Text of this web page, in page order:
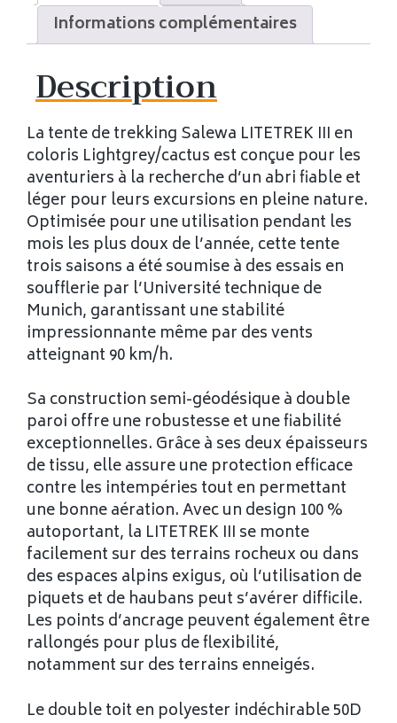
Informations complémentaires
Description
La tente de trekking Salewa LITETREK III en
coloris Lightgrey/cactus est conçue pour les
aventuriers à la recherche d’un abri fiable et
léger pour leurs excursions en pleine nature.
Optimisée pour une utilisation pendant les
mois les plus doux de l’année, cette tente
trois saisons a été soumise à des essais en
soufflerie par l’Université technique de
Munich, garantissant une stabilité
impressionnante même par des vents
atteignant 90 km/h.
Sa construction semi-géodésique à double
paroi offre une robustesse et une fiabilité
exceptionnelles. Grâce à ses deux épaisseurs
de tissu, elle assure une protection efficace
contre les intempéries tout en permettant
une bonne aération. Avec un design 100 %
autoportant, la LITETREK III se monte
facilement sur des terrains rocheux ou dans
des espaces alpins exigus, où l’utilisation de
piquets et de haubans peut s’avérer difficile.
Les points d’ancrage peuvent également être
rallongés pour plus de flexibilité,
notamment sur des terrains enneigés.
Le double toit en polyester indéchirable 50D